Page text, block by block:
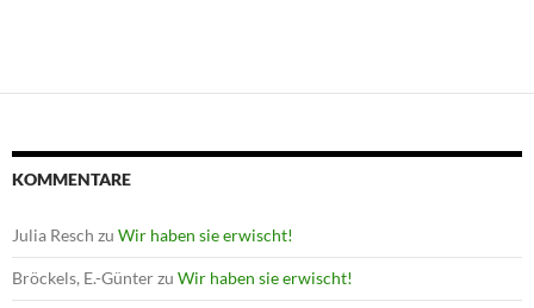
KOMMENTARE
Julia Resch zu Wir haben sie erwischt!
Bröckels, E.-Günterzu Wir haben sie erwischt!